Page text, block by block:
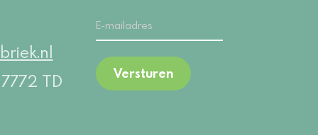
7772 TD
Versturen